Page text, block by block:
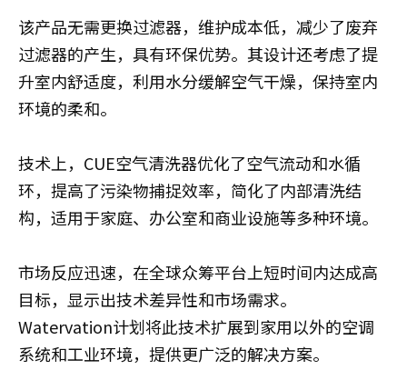
该产品无需更换过滤器，维护成本低，减少了废弃
过滤器的产生，具有环保优势。其设计还考虑了提
升室内舒适度，利用水分缓解空气干燥，保持室内
环境的柔和。
技术上，CUE空气清洗器优化了空气流动和水循
环，提高了污染物捕捉效率，简化了内部清洗结
构，适用于家庭、办公室和商业设施等多种环境。
市场反应迅速，在全球众筹平台上短时间内达成高
目标，显示出技术差异性和市场需求。
Watervation计划将此技术扩展到家用以外的空调
系统和工业环境，提供更广泛的解决方案。